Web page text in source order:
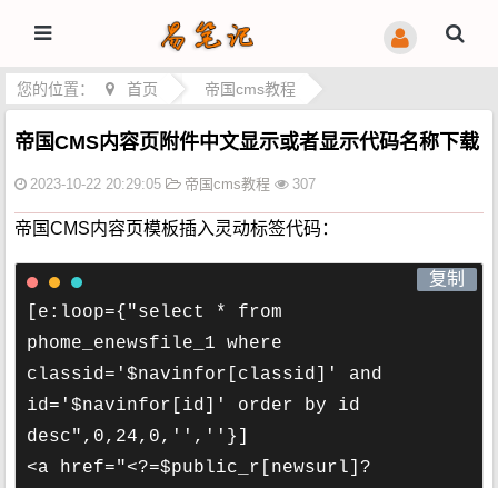
您的位置： 首页 > 帝国cms教程
帝国CMS内容页附件中文显示或者显示代码名称下载
2023-10-22 20:29:05 帝国cms教程 307
帝国CMS内容页模板插入灵动标签代码：
[e:loop={"select * from
phome_enewsfile_1 where
classid='$navinfor[classid]' and
id='$navinfor[id]' order by id
desc",0,24,0,'',''}]
<a href="<?=$public_r[newsurl]?